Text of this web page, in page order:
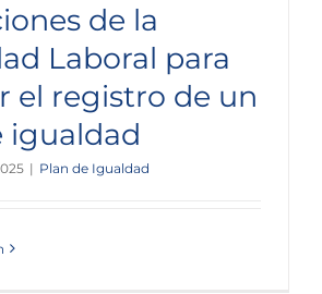
de la
Laboral para
el registro de un
igualdad
| Plan de Igualdad